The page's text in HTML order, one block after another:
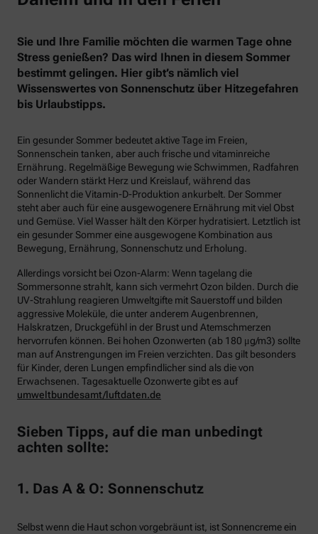
Sie und Ihre Familie möchten die warmen Tage ohne
Stress genießen? Das wird Ihnen in diesem Sommer
bestimmt gelingen. Hier gibt’s nämlich viel
Wissenswertes von Sonnenschutz über Hitzegefahren
bis Urlaubstipps.
Ein gesunder Sommer bedeutet aktive Tage im Freien,
Sonnenschein tanken, aber auch frische und vitaminreiche
Ernährung. Regelmäßige Bewegung wie Schwimmen, Radfahren
oder Wandern stärkt Herz und Kreislauf, während das
Sonnenlicht die Vitamin-D-Produktion ankurbelt. Der Sommer
steht aber auch für eine ausgewogenere Ernährung mit viel Obst
und Gemüse. Viel Wasser hält den Körper hydratisiert. Letztlich ist
ein gesunder Sommer eine ausgewogene Kombination aus
Bewegung, Ernährung, Sonnenschutz und Erholung.
Allerdings vorsicht bei Ozon-Alarm: Wenn tagelang die
Sommersonne strahlt, kann sich vermehrt Ozon bilden. Durch die
UV-Strahlung reagieren Umweltgifte mit Sauerstoff und bilden
aggressive Moleküle, die unter anderem Augenbrennen,
Halskratzen, Druckgefühl in der Brust und Atemschmerzen
hervorrufen können. Bei hohen Ozonwerten (ab 180 μg/m3) sollte
man auf Anstrengungen im Freien verzichten. Das gilt besonders
für Kinder, deren Lungen empfindlicher sind als die von
Erwachsenen. Tagesaktuelle Ozonwerte gibt es auf
umweltbundesamt/luftdaten.de
Sieben Tipps, auf die man unbedingt
achten sollte:
1. Das A & O: Sonnenschutz
Selbst wenn die Haut schon vorgebräunt ist, ist Sonnencreme ein